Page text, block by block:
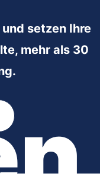
setzen Ihre
mehr als 30